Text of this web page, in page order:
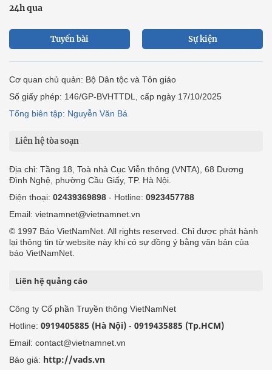
24h qua
Tuyến bài Sự kiện
Cơ quan chủ quản: Bộ Dân tộc và Tôn giáo
Số giấy phép: 146/GP-BVHTTDL, cấp ngày 17/10/2025
Tổng biên tập: Nguyễn Văn Bá
Liên hệ tòa soạn
Địa chỉ: Tầng 18, Toà nhà Cục Viễn thông (VNTA), 68 Dương
Đình Nghệ, phường Cầu Giấy, TP. Hà Nội.
Điện thoại: 02439369898 - Hotline: 0923457788
Email: vietnamnet@vietnamnet.vn
© 1997 Báo VietNamNet. All rights reserved. Chỉ được phát hành
lại thông tin từ website này khi có sự đồng ý bằng văn bản của
báo VietNamNet.
Liên hệ quảng cáo
Công ty Cổ phần Truyền thông VietNamNet
Hotline: 0919405885 (Hà Nội) - 0919435885 (Tp.HCM)
Email: contact@vietnamnet.vn
Báo giá: http://vads.vn